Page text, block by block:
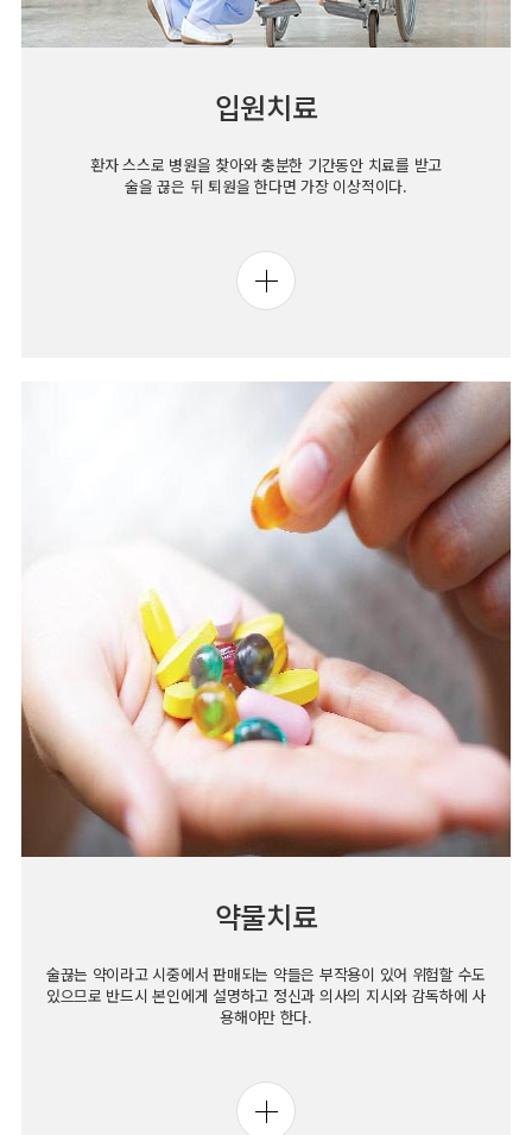
입원치료
환자 스스로 병원을 찾아와 충분한 기간동안 치료를 받고
술을 끊은 뒤 퇴원을 한다면 가장 이상적이다.
약물치료
술끊는 약이라고 시중에서 판매되는 약들은 부작용이 있어 위험할 수도
있으므로 반드시 본인에게 설명하고 정신과 의사의 지시와 감독하에 사
용해야만 한다.